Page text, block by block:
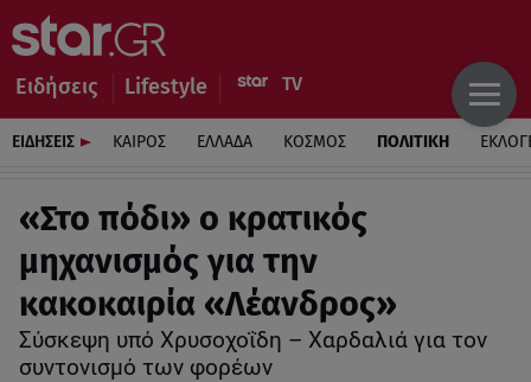
Ειδήσεις Lifestyle
ΕΙΔΗΣΕΙΣ ΚΑΙΡΟΣ ΕΛΛΑΔΑ ΚΟΣΜΟΣ ΠΟΛΙΤΙΚΗ
«Στο πόδι» ο κρατικός
μηχανισμός για την
κακοκαιρία «Λέανδρος»
Σύσκεψη υπό Χρυσοχοΐδη – Χαρδαλιά για τον
συντονισμό των φορέων